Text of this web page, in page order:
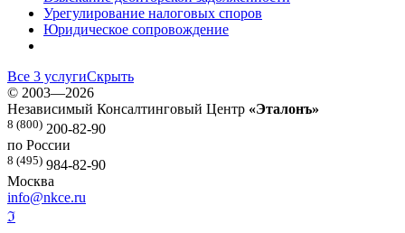
Урегулирование налоговых споров
Юридическое сопровождение
Все 3 услугиСкрыть
© 2003—2026
Независимый Консалтинговый Центр «Эталонъ»
8 (800) 200-82-90
по России
8 (495) 984-82-90
Москва
info@nkce.ru
ℑ